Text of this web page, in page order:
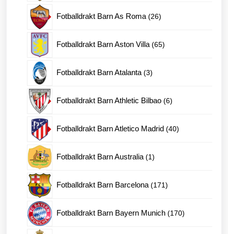
Fotballdrakt Barn As Roma 2626
Fotballdrakt Barn Aston Villa 6565
Fotballdrakt Barn Atalanta 33
Fotballdrakt Barn Athletic Bilbao 66
Fotballdrakt Barn Atletico Madrid 4040
Fotballdrakt Barn Australia 11
Fotballdrakt Barn Barcelona 171171
Fotballdrakt Barn Bayern Munich 170170